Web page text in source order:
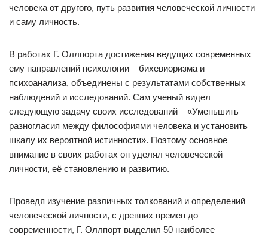
человека от другого, путь развития человеческой личности
и саму личность.
В работах Г. Оллпорта достижения ведущих современных
ему направлений психологии – бихевиоризма и
психоанализа, объединены с результатами собственных
наблюдений и исследований. Сам ученый видел
следующую задачу своих исследований – «Уменьшить
разногласия между философиями человека и установить
шкалу их вероятной истинности». Поэтому основное
внимание в своих работах он уделял человеческой
личности, её становлению и развитию.
Проведя изучение различных толкований и определений
человеческой личности, с древних времен до
современности, Г. Оллпорт выделил 50 наиболее